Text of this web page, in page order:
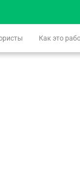
Как это